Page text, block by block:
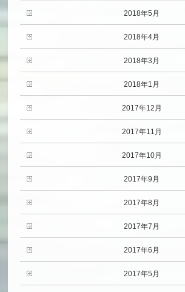
2018年5月
2018年4月
2018年3月
2018年1月
2017年12月
2017年11月
2017年10月
2017年9月
2017年8月
2017年7月
2017年6月
2017年5月